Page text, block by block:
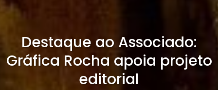
Destaque ao Associado:
Gráfica Rocha apoia projeto
editorial